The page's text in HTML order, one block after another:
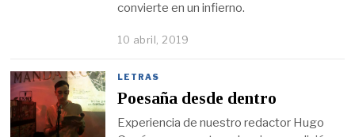
convierte en un infierno.
10 abril, 2019
LETRAS
Poesaña desde dentro
Experiencia de nuestro redactor Hugo